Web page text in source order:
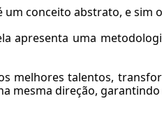
conceito abstrato, e sim
apresenta uma
melhores talentos,
mesma direção,